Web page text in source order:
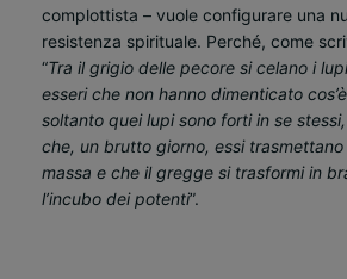
complottista – vuole configurare una
resistenza spirituale. Perché, come
“Tra il grigio delle pecore si celano i
esseri che non hanno dimenticato
soltanto quei lupi sono forti in se
che, un brutto giorno, essi trasmettano
massa e che il gregge si trasformi in
l’incubo dei potenti”.